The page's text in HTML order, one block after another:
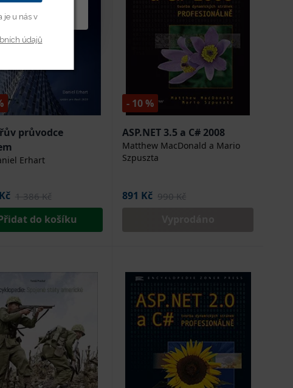
průvodce
Erhart
1 386 Kč
do košíku
- 10 %
ASP.NET 3.5 a C# 2008
Matthew MacDonald a Mario
Szpuszta
891 Kč 990 Kč
cookies
je u nás v
údajů